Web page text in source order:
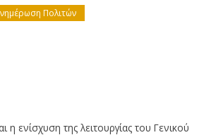
Πολιτών
η ενίσχυση της λειτουργίας του Γενικού